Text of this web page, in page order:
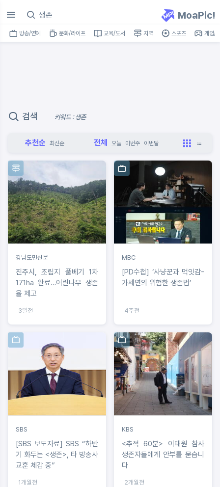
MoaPic!
방송/연예 문화/라이프 교육/도서 지역 스포츠 게임/
검색 키워드 : 생존
추천순 최신순 전체 오늘 이번주 이번달
경남도민신문
진주시, 조림지 풀베기 1차
171ha 완료…어린나무 생존
율 제고
3일전
MBC
[PD수첩] ‘사냥꾼과 먹잇감-
가세연의 위험한 생존법’
4주전
SBS
[SBS 보도자료] SBS “하반
기 화두는 <생존>, 타 방송사
교훈 체감 중”
1개월전
KBS
<추적 60분> 이태원 참사
생존자들에게 안부를 묻습니
다
2개월전